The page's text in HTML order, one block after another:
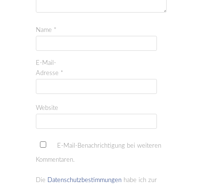
Name *
E-Mail-
Adresse *
Website
E-Mail-Benachrichtigung bei weiteren
Kommentaren.
Die Datenschutzbestimmungen habe ich zur